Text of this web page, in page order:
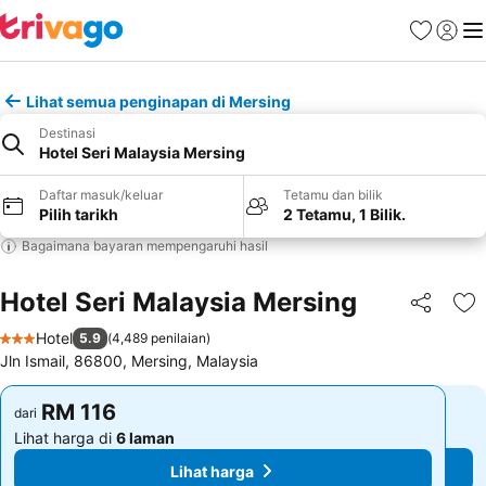
Kegemaran
Daftar
Lihat semua penginapan di Mersing
Destinasi
Hotel Seri Malaysia Mersing
Daftar masuk/keluar
Pilih tarikh
Tetamu dan bilik
2 Tetamu, 1 Bilik.
Bagaimana bayaran mempengaruhi hasil
Hotel Seri Malaysia Mersing Kongsi
3 Bintang
Hotel 5.9 (4,489 penilaian)
Jln Ismail, 86800, Mersing, Malaysia
dari RM 116
Lihat harga di 6 laman
Lihat harga
dari RM 116
Lihat harga di 6 laman
Lihat harga